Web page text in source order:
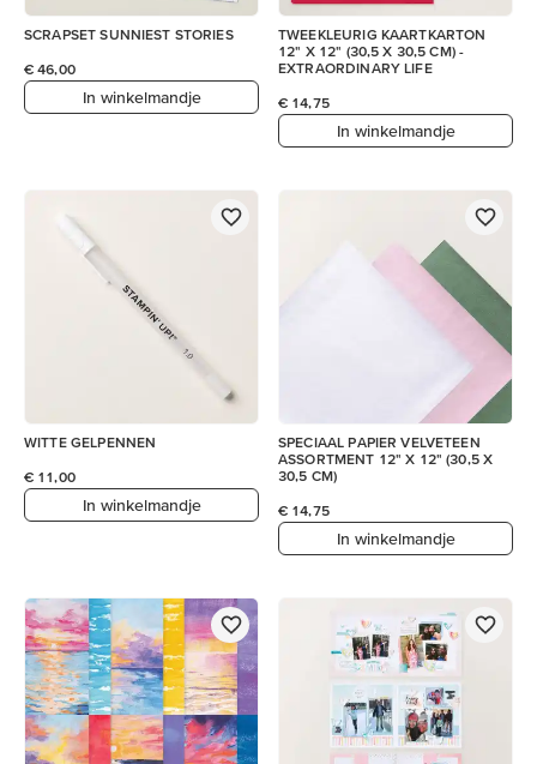
SCRAPSET SUNNIEST STORIES
€ 46,00
In winkelmandje
TWEEKLEURIG KAARTKARTON
12" X 12" (30,5 X 30,5 CM) -
EXTRAORDINARY LIFE
€ 14,75
In winkelmandje
WITTE GELPENNEN
€ 11,00
In winkelmandje
SPECIAAL PAPIER VELVETEEN
ASSORTMENT 12" X 12" (30,5 X
30,5 CM)
€ 14,75
In winkelmandje